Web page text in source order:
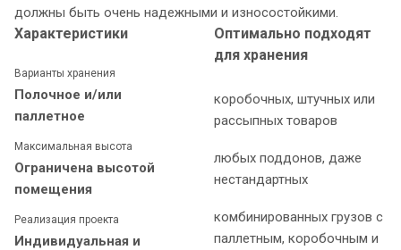
должны быть очень надежными и износостойкими.
Характеристики
Варианты хранения
Полочное и/или
паллетное
Максимальная высота
Ограничена высотой
помещения
Реализация проекта
Индивидуальная и
Оптимально подходят
для хранения
коробочных, штучных или
рассыпных товаров
любых поддонов, даже
нестандартных
комбинированных грузов с
паллетным, коробочным и